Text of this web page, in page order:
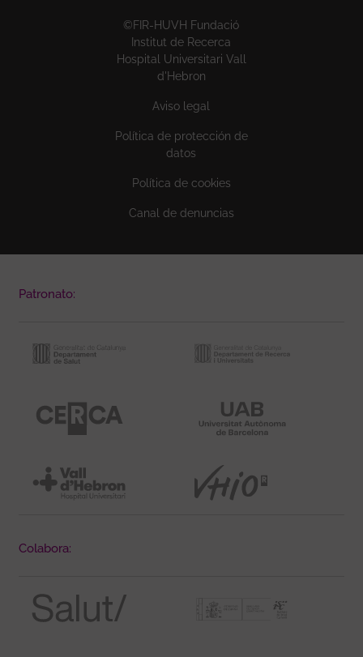
©FIR-HUVH Fundació
Institut de Recerca
Hospital Universitari Vall
d'Hebron
Aviso legal
Política de protección de
datos
Política de cookies
Canal de denuncias
Patronato:
Colabora: